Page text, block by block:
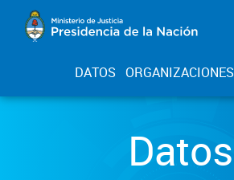
DATOS ORGANIZACIONES
Datos